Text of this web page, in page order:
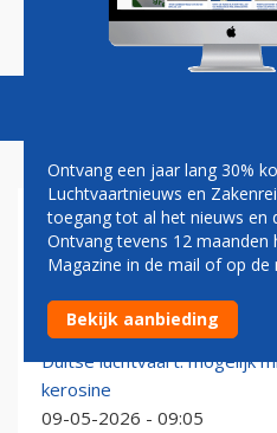
Magazine
DUITSLAND
Lufthansa blijft óók snijden
21-05-2026 - 13:42
Duitse luchtvaart: mogelijk
kerosine
09-05-2026 - 09:05
Ontvang een jaar lang 30%
Luchtvaartnieuws en
toegang tot al het nieuws en
Ontvang tevens 12 maanden
Magazine in de mail of op de
Bekijk aanbieding